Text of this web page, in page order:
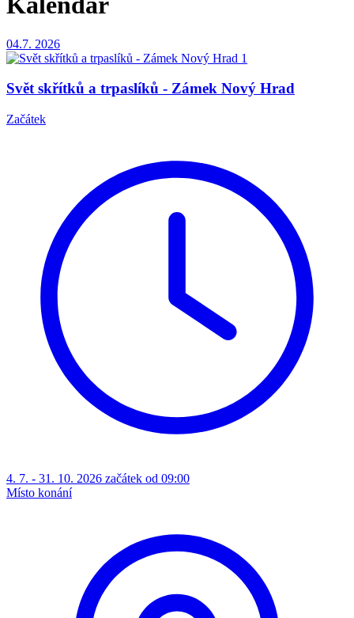
04.7. 2026
Svět skřítků a trpaslíků - Zámek Nový Hrad
Začátek
4. 7. - 31. 10. 2026 začátek od 09:00
Místo konání